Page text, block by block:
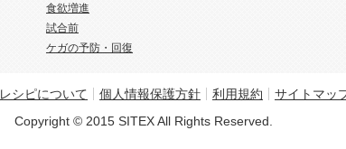
食欲増進
試合前
ケガの予防・回復
レシピについて 個人情報保護方針 利用規約 サイトマッ
Copyright © 2015 SITEX All Rights Reserved.